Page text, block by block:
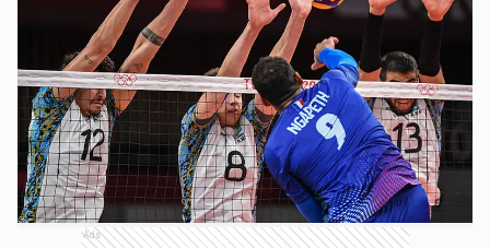
Ads